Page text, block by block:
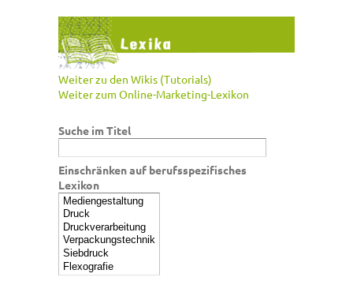
Weiter zu den Wikis (Tutorials)
Weiter zum Online-Marketing-Lexikon
Suche im Titel
Einschränken auf berufsspezifisches
Lexikon